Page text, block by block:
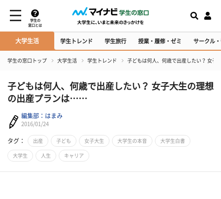
学生の
窓口とは
大学生活 学生トレンド 学生旅行 授業・履修・ゼミ サークル
学生の窓口トップ 大学生活 学生トレンド 子どもは何人、何歳で出産したい？ 女
子どもは何人、何歳で出産したい？ 女子大生の理想
の出産プランは……
編集部：はまみ
2016/01/24
タグ： 出産 子ども 女子大生 大学生の本音 大学生白書
大学生 人生 キャリア